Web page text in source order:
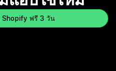
Shopify ฟรี 3 วัน